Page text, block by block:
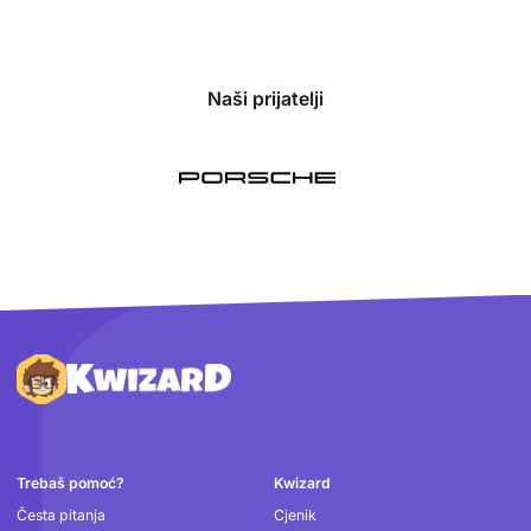
Naši prijatelji
Podnožje
Trebaš pomoć?
Česta pitanja
Kwizard
Cjenik